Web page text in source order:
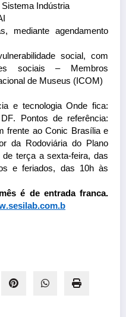
Indústria
mediante agendamento
social, com
sociais – Membros
de Museus (ICOM)
e tecnologia Onde fica:
Pontos de referência:
frente aoConic Brasília e
da Rodoviária do Plano
de terça a sexta-feira, das
e feriados, das 10h às
é de entrada franca.